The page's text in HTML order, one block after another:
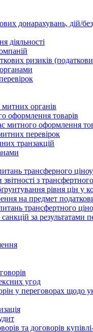
донарахувань, дій/
діяльності
ризиків
органів
оформлення товарів
митного оформлення
перевірок
транзакцій
трансферного
з
рівня цін у
на предмет
трансфертного
за результатами
угод
у переговорах щодо
та договорів